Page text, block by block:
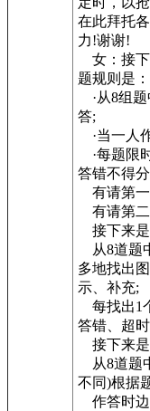
在此拜托
力!谢谢!
女：接下
题规则是：
·从8组题
答;
·当一人
·每题限
答错不得分
有请第一
有请第二
接下来是
从8道题
多地找出
示、补充;
每找出1
答错、超
接下来是
从8道题
不同)根据
作答时边